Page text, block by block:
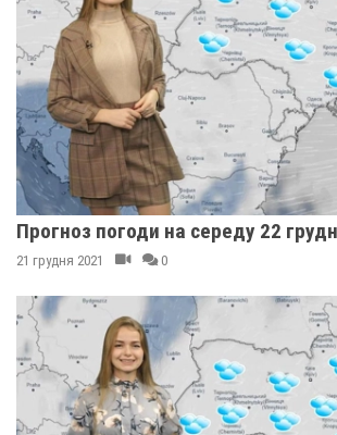
Прогноз погоди на середу 22
21 грудня 2021 0